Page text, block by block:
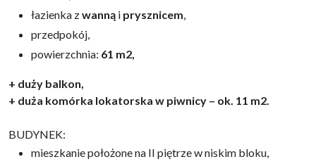
łazienka zwanną i prysznicem
przedpokój,
powierzchnia: 61 m2,
+ duży balkon,
+ duża komórka lokatorska w piwnicy – ok. 11 m2.
BUDYNEK:
mieszkanie położone na II piętrze w niskim bloku,